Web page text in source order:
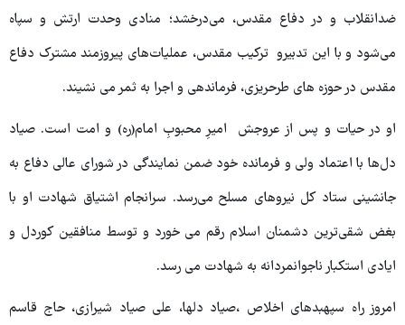
ضدانقلاب و در دفاع مقدس، می‌درخشد؛ منادی وحدت ارتش و سپاه
می‌شود و با این تدبیرو ترکیب مقدس، عملیات‌های پیروزمند مشترک دفاع
مقدس در حوزه های طرحریزی، فرماندهی و اجرا به ثمر می نشیند.
او در حیات و پس از عروجش امیرِ محبوبِ امام(ره) و امت است. صیاد
دل‌ها با اعتماد ولی و فرمانده خود ضمن نمایندگی در شورای عالی دفاع به
جانشینی ستاد کل نیروهای مسلح می‌رسد. سرانجام اشتیاق شهادت او با
بغض شقی‌ترین دشمنان اسلام رقم می خورد و توسط منافقین کوردل و
ایادی استکبار ناجوانمردانه به شهادت می رسد.
امروز راه سپهبدهای اخلاص ،صیاد دل‍ها، علی صیاد شیرازی، حاج قاسم